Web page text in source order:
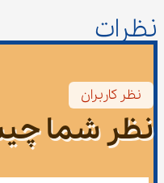
نظرات
نظر کاربران
نظر شما